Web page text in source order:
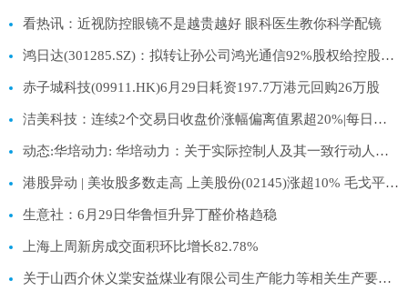
看热讯：近视防控眼镜不是越贵越好 眼科医生教你科学配镜
鸿日达(301285.SZ)：拟转让孙公司鸿光通信92%股权给控股股东
赤子城科技(09911.HK)6月29日耗资197.7万港元回购26万股
洁美科技：连续2个交易日收盘价涨幅偏离值累超20%|每日热闻
动态:华培动力: 华培动力：关于实际控制人及其一致行动人部分股份补充质押的公告
港股异动 | 美妆股多数走高 上美股份(02145)涨超10% 毛戈平(01318)涨超7%
生意社：6月29日华鲁恒升异丁醛价格趋稳
上海上周新房成交面积环比增长82.78%
关于山西介休义棠安益煤业有限公司生产能力等相关生产要素信息的公告-焦点热文